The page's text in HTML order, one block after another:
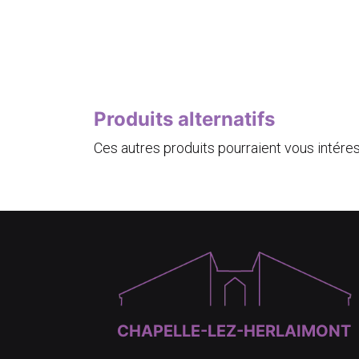
Produits alternatifs
Ces autres produits pourraient vous
CHAPELLE-LEZ-HERLAIMONT